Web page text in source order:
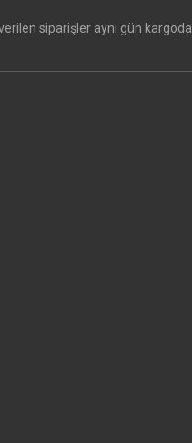
siparişler aynı gün kargoda